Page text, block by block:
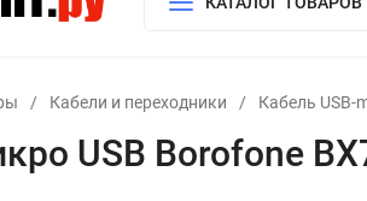
/ Кабели и переходники / Кабель USB-
USB Borofone